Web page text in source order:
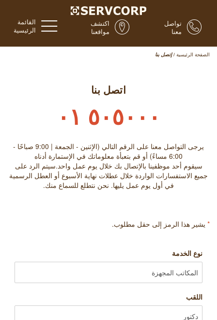
القائمة
الرئيسية
اكتشف
مواقعنا
تواصل
معنا
الصفحة الرئيسية / إتصل بنا
اتصل بنا
٥٠٥٠٠٠ ٠١
يرجى التواصل معنا على الرقم التالي (الإثنين - الجمعة | 9:00 صباحًا -
6:00 مساءً) أو قم بتعبأة معلوماتك في الإستمارة أدناه
سيقوم أحد موظفينا بالإتصال بك خلال يوم عمل واحد.سيتم الرد على
جميع الاستفسارات الواردة خلال عطلات نهاية الأسبوع أو العطل الرسمية
في أول يوم عمل يليها. نحن نتطلع للسماع منك.
* يشير هذا الرمز إلى حقل مطلوب.
نوع الخدمة
اللقب